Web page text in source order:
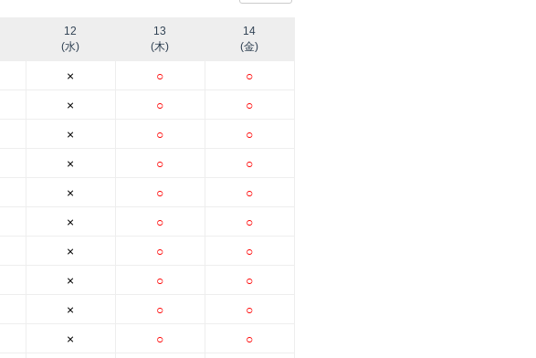
12
(水)
×
×
×
×
×
×
×
×
×
×
13
(木)
○
○
○
○
○
○
○
○
○
○
14
(金)
○
○
○
○
○
○
○
○
○
○